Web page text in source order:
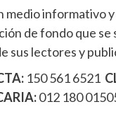
medio informativo
de fondo que se
sus lectores y
150 561 6521
012 180